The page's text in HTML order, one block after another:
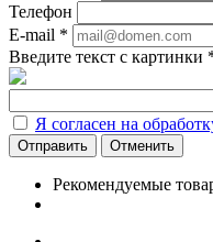
Телефон
E-mail *
Введите текст с картинки
Я согласен на
Отменить
Рекомендуемые